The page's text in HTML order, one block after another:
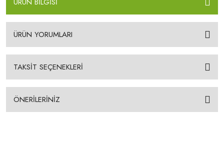
ÜRÜN YORUMLARI
TAKSİT SEÇENEKLERİ
ÖNERİLERİNİZ